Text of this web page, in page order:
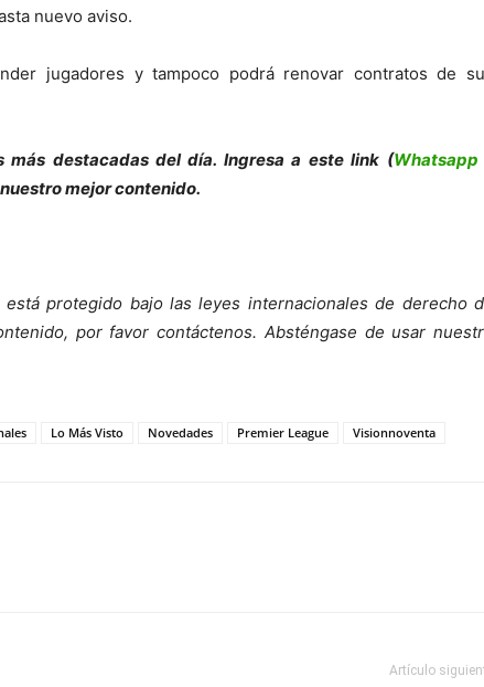
nuevo aviso.
jugadores y tampoco podrá renovar contratos de
más destacadas del día. Ingresa a este link (Whatsapp
mejor contenido.
protegido bajo las leyes internacionales de derecho
por favor contáctenos. Absténgase de usar
Lo Más Visto Novedades Premier League Visionnoventa
Artículo